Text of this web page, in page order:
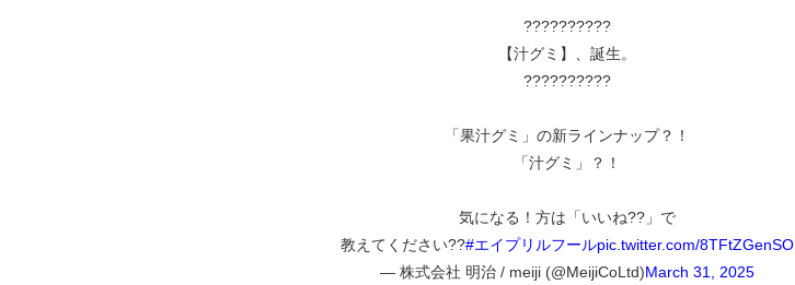
??????????
【汁グミ】、誕生。
??????????
「果汁グミ」の新ラインナップ？！
「汁グミ」？！
気になる！方は「いいね??」で
教えてください??#エイプリルフールpic.twitter.com/8TFtZGenSO
— 株式会社 明治 / meiji (@MeijiCoLtd)March 31, 2025